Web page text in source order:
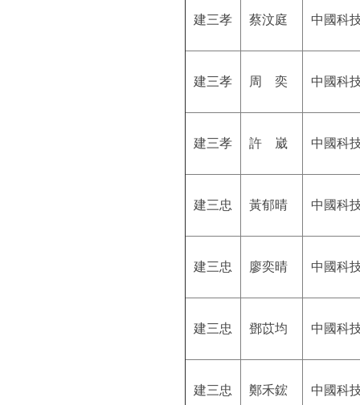
建三孝 蔡汶庭 中國科
建三孝 周 奕 中國科
建三孝 許 崴 中國科
建三忠 黃郁晴 中國科
建三忠 廖奕晴 中國科
建三忠 鄧苡均 中國科
建三忠 鄭禾鋐 中國科